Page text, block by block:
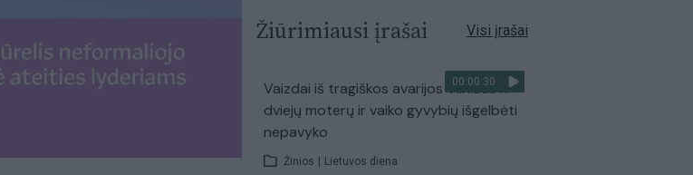
Žiūrimiausi įrašai Visi įrašai
00:00:30
Vaizdai iš tragiškos avarijos Vilniaus r.:
dviejų moterų ir vaiko gyvybių išgelbėti
nepavyko
Žinios Lietuvos diena